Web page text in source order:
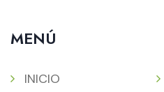
MENÚ
INICIO